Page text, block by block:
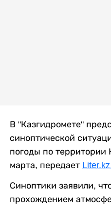
В "Казгидромете"
синоптической
погоды по территории
марта, передает
Синоптики заявили,
прохождением